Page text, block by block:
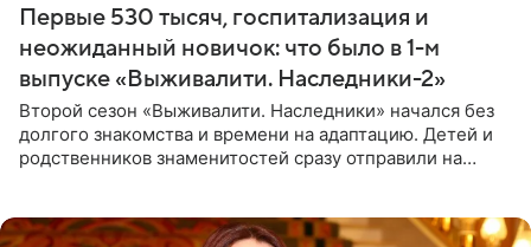
Первые 530 тысяч, госпитализация и
неожиданный новичок: что было в 1-м
выпуске «Выживалити. Наследники-2»
Второй сезон «Выживалити. Наследники» начался без
долгого знакомства и времени на адаптацию. Детей и
родственников знаменитостей сразу отправили на